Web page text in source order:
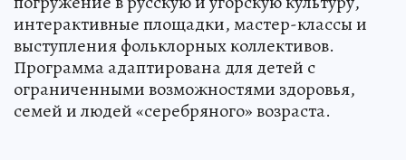
В день открытия гостей мероприятия ждет
погружение в русскую и угорскую культуру,
интерактивные площадки, мастер-классы и
выступления фольклорных коллективов.
Программа адаптирована для детей с
ограниченными возможностями здоровья,